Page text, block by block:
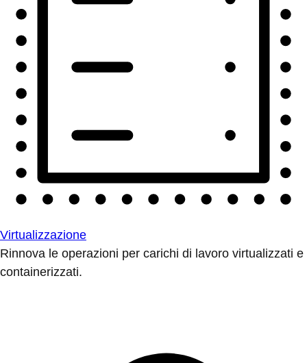
Virtualizzazione
Rinnova le operazioni per carichi di lavoro virtualizzati e
containerizzati.